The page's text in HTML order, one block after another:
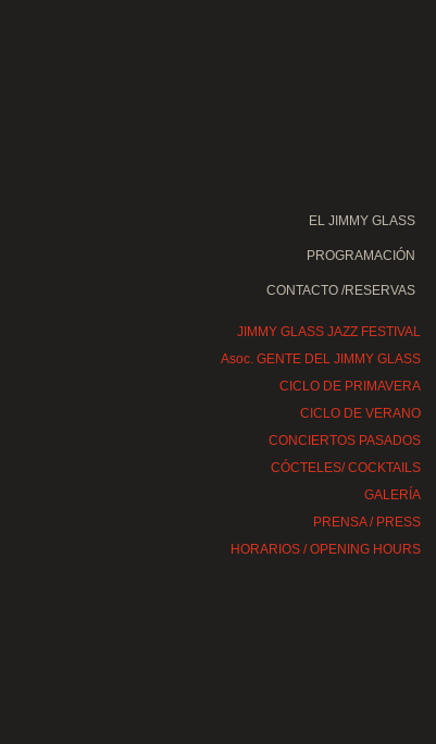
EL JIMMY GLASS
PROGRAMACIÓN
CONTACTO /RESERVAS
JIMMY GLASS JAZZ FESTIVAL
Asoc. GENTE DEL JIMMY GLASS
CICLO DE PRIMAVERA
CICLO DE VERANO
CONCIERTOS PASADOS
CÓCTELES/ COCKTAILS
GALERÍA
PRENSA / PRESS
HORARIOS / OPENING HOURS